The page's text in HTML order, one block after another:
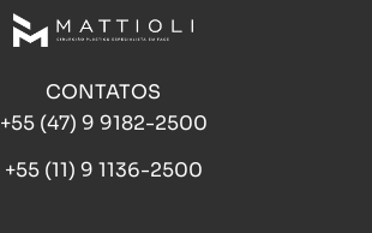
CONTATOS
+55 (47) 9 9182-2500
+55 (11) 9 1136-2500